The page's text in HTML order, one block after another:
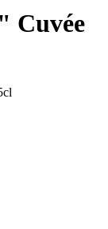
Cuvée